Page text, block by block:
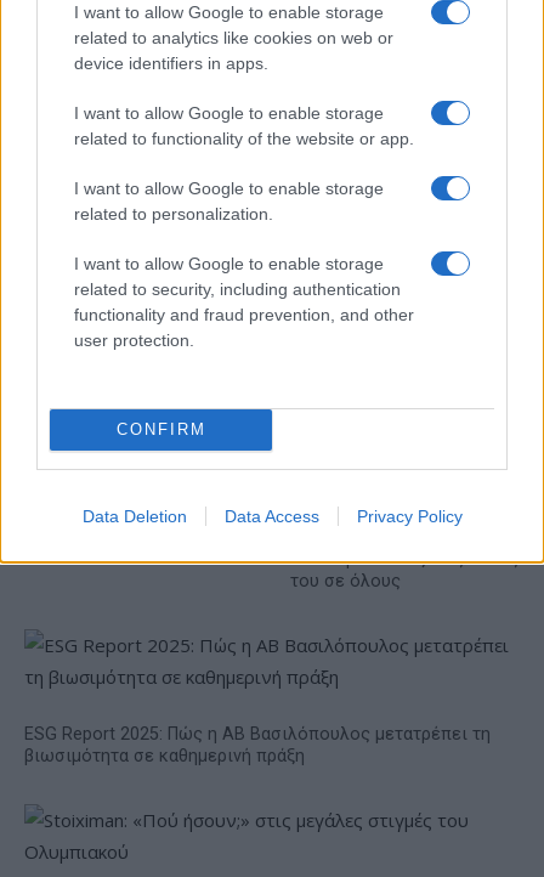
I want to allow Google to enable storage
related to analytics like cookies on web or
device identifiers in apps.
I want to allow Google to enable storage
related to functionality of the website or app.
I want to allow Google to enable storage
related to personalization.
I want to allow Google to enable storage
related to security, including authentication
functionality and fraud prevention, and other
user protection.
CONFIRM
Data Deletion Data Access Privacy Policy
11,4% στα καθαρά κέρδη
του α΄ εξαμήνου – Στα 524,4
εκατ. ευρώ
45% στα καθαρά κέρδη του
α΄ εξαμήνου, στα 138 εκατ.
ευρώ
Η συμφωνία Arval-Athlon αναδιαμορφώνει την αγορά leasing
VW: Η δύσκολη εξίσωση
της αναδιάρθρωσης
Alpha Bank: Για πρώτη φορά
Επιδαύρου άνοιξε τις πύλες
του σε όλους
ESG Report 2025: Πώς η ΑΒ Βασιλόπουλος μετατρέπει τη
βιωσιμότητα σε καθημερινή πράξη